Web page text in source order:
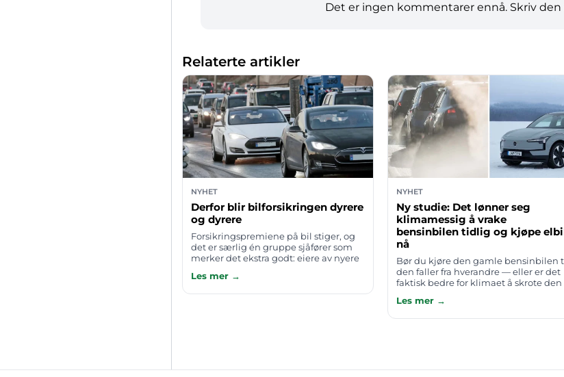
Det er ingen kommentarer ennå. Skriv
Relaterte artikler
NYHET
Derfor blir bilforsikringen dyrere
og dyrere
Forsikringspremiene på bil stiger, og
det er særlig én gruppe sjåfører som
merker det ekstra godt: eiere av nyere
få tak i og bruktprisen er …
Les mer →
NYHET
Ny studie: Det lønner seg
klimamessig å vrake
bensinbilen tidlig og kjøpe
nå
Bør du kjøre den gamle bensinbilen
den faller fra hverandre — eller er det
faktisk bedre for klimaet å skrote den
Mange har en sterk intu…
Les mer →